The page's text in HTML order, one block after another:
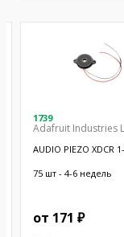
1739
Adafruit Industries
AUDIO PIEZO XDCR
75 шт - 4-6 недель
от 171 ₽